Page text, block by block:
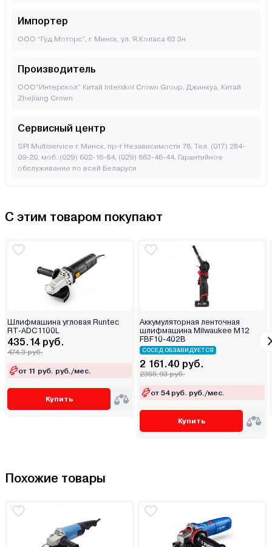
Импортер
ООО “Гуд Моторс”, г. Минск, ул. Я.Коласа 63 3н
Производитель
ООО"Интерскол" Китай Interskol Crown Group, Джинхуа, Китай
Zhejiang Crown
Сервисный центр
SPI Multiservice г. Минск, пр-т Независимости 78, Тел. (017) 284-
09-20, моб.:(029) 602-16-84, (029) 863-46-44. Гарантийное
обслуживание по всей Беларуси
С этим товаром покупают
Шлифмашина угловая Runtec
RT-ADC1100L
435.14 руб.
474.3 руб.
от 11 руб. руб./мес.
Купить
Аккумуляторная ленточная
шлифмашина Milwaukee M12
FBF10-402B
СОСЕД ОБЗАВИДУЕТСЯ
2 161.40 руб.
2355.93 руб.
от 54 руб. руб./мес.
Купить
Похожие товары